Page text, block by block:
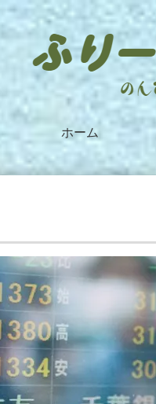
ホーム